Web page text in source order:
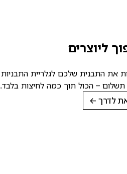
ליוצרים
– הכול תוך כמה לחיצות בלבד.
לדרך →